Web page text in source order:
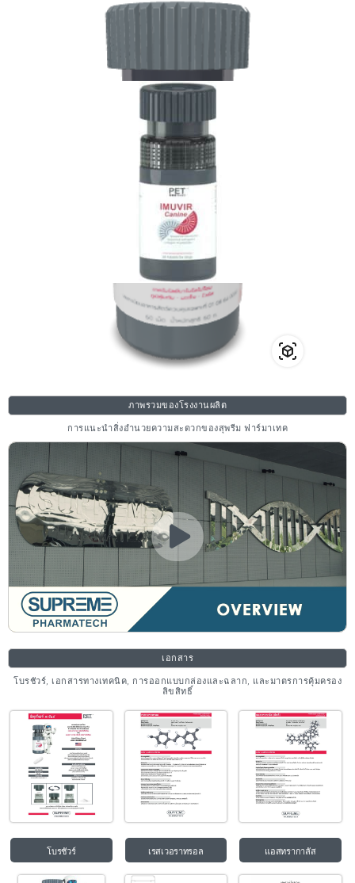
ภาพรวมของโรงงานผลิต
การแนะนำสิ่งอำนวยความสะดวกของสุพรีม ฟาร์มาเทค
เอกสาร
โบรชัวร์, เอกสารทางเทคนิค, การออกแบบกล่องและฉลาก, และมาตรการคุ้มครอง
ลิขสิทธิ์
โบรชัวร์ เรสเวอราทรอล แอสทรากาลัส